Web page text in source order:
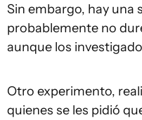
Sin embargo, hay una
probablemente no
aunque los
Otro experimento,
quienes se les pidió